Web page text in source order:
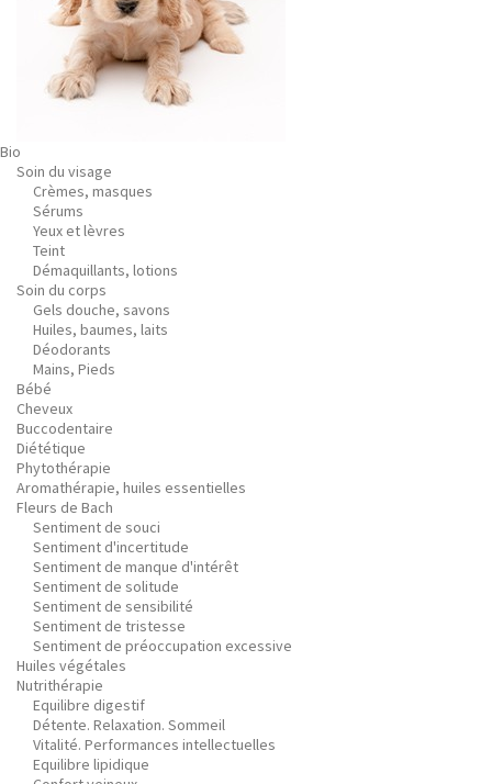
Bio
Soin du visage
Crèmes, masques
Sérums
Yeux et lèvres
Teint
Démaquillants, lotions
Soin du corps
Gels douche, savons
Huiles, baumes, laits
Déodorants
Mains, Pieds
Bébé
Cheveux
Buccodentaire
Diététique
Phytothérapie
Aromathérapie, huiles essentielles
Fleurs de Bach
Sentiment de souci
Sentiment d'incertitude
Sentiment de manque d'intérêt
Sentiment de solitude
Sentiment de sensibilité
Sentiment de tristesse
Sentiment de préoccupation excessive
Huiles végétales
Nutrithérapie
Equilibre digestif
Détente. Relaxation. Sommeil
Vitalité. Performances intellectuelles
Equilibre lipidique